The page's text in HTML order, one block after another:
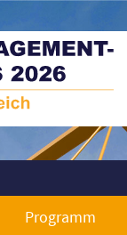
Programm